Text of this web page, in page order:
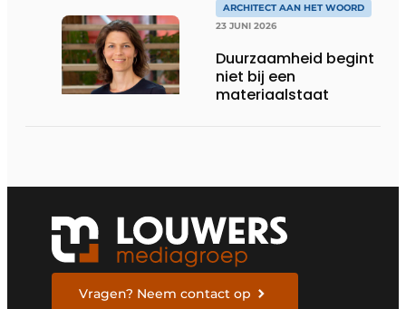
TOEKOMST
ARCHITECT AAN HET WOORD
23 JUNI 2026
Duurzaamheid begint
niet bij een
materiaalstaat
Vragen? Neem contact op